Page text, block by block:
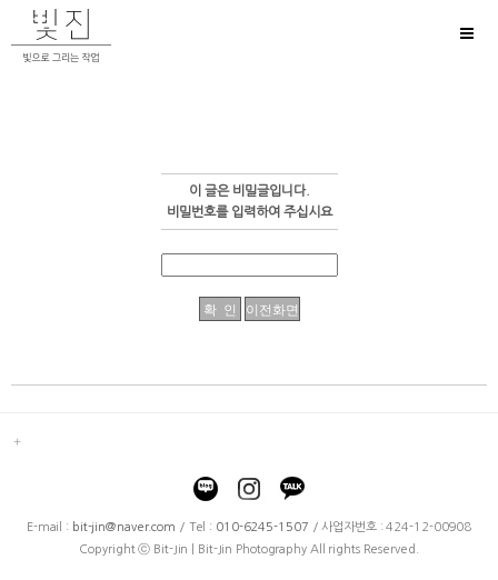
이 글은 비밀글입니다.
비밀번호를 입력하여 주십시요
E-mail : bit-jin@naver.com / Tel : 010-6245-1507 / 사업자번호 : 424-12-00908
Copyright ⓒ Bit-Jin | Bit-Jin Photography All rights Reserved.